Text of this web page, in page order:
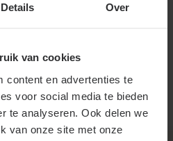
Details Over
van cookies
content en advertenties te
voor social media te bieden
te analyseren. Ook delen we
van onze site met onze
en overtollig blad weg. U
een keertje voor 21 juli
heeft Buxus
nodig. Strooi af en toe
rond de voet van de
water; zorg dat de
meer